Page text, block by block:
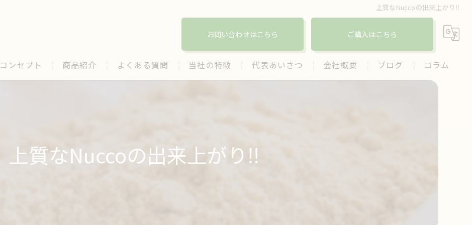
上質なNuccoの出来上がり‼️
お問い合わせはこちら ご購入はこちら
コンセプト 商品紹介 よくある質問 当社の特徴
マコモ
代表あいさつ 会社概要 ブログ コラム
上質なNuccoの出来上がり‼️